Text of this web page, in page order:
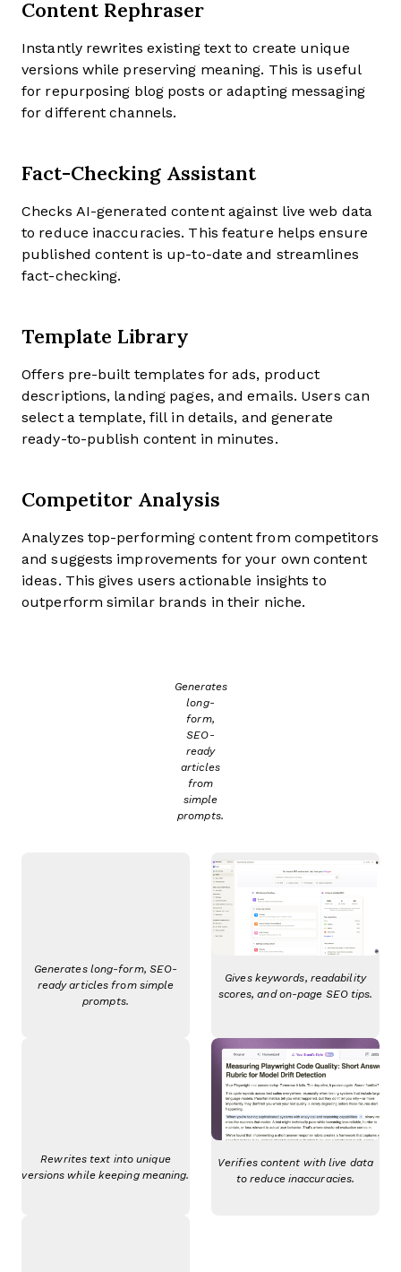
Content Rephraser
Instantly rewrites existing text to create unique
versions while preserving meaning. This is useful
for repurposing blog posts or adapting messaging
for different channels.
Fact-Checking Assistant
Checks AI-generated content against live web data
to reduce inaccuracies. This feature helps ensure
published content is up-to-date and streamlines
fact-checking.
Template Library
Offers pre-built templates for ads, product
descriptions, landing pages, and emails. Users can
select a template, fill in details, and generate
ready-to-publish content in minutes.
Competitor Analysis
Analyzes top-performing content from competitors
and suggests improvements for your own content
ideas. This gives users actionable insights to
outperform similar brands in their niche.
Generates
long-
form,
SEO-
ready
articles
from
simple
prompts.
Generates long-form, SEO-
ready articles from simple
prompts.
Gives keywords, readability
scores, and on-page SEO tips.
Rewrites text into unique
versions while keeping meaning.
Verifies content with live data
to reduce inaccuracies.